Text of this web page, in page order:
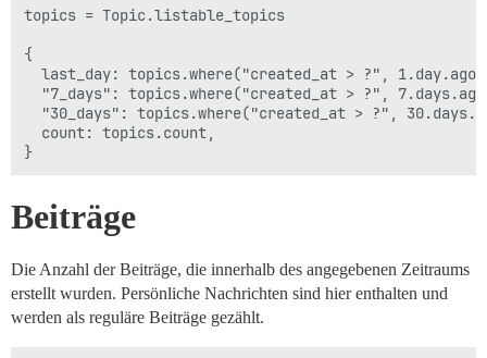
topics = Topic.listable_topics
{
last_day: topics.where("created_at > ?",
"7_days": topics.where("created_at > ?",
"30_days": topics.where("created_at > ?",
  count: topics.count,
Beiträge
Die Anzahl der Beiträge, die innerhalb des angegebenen Zeitraums
erstellt wurden. Persönliche Nachrichten sind hier enthalten und
werden als reguläre Beiträge gezählt.